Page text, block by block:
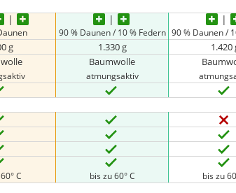
90 % Daunen / 10 % Federn 90 % Daunen /
g 1.330 g 1.420
Baumwolle
atmungsaktiv
C bis zu 60° C bis zu